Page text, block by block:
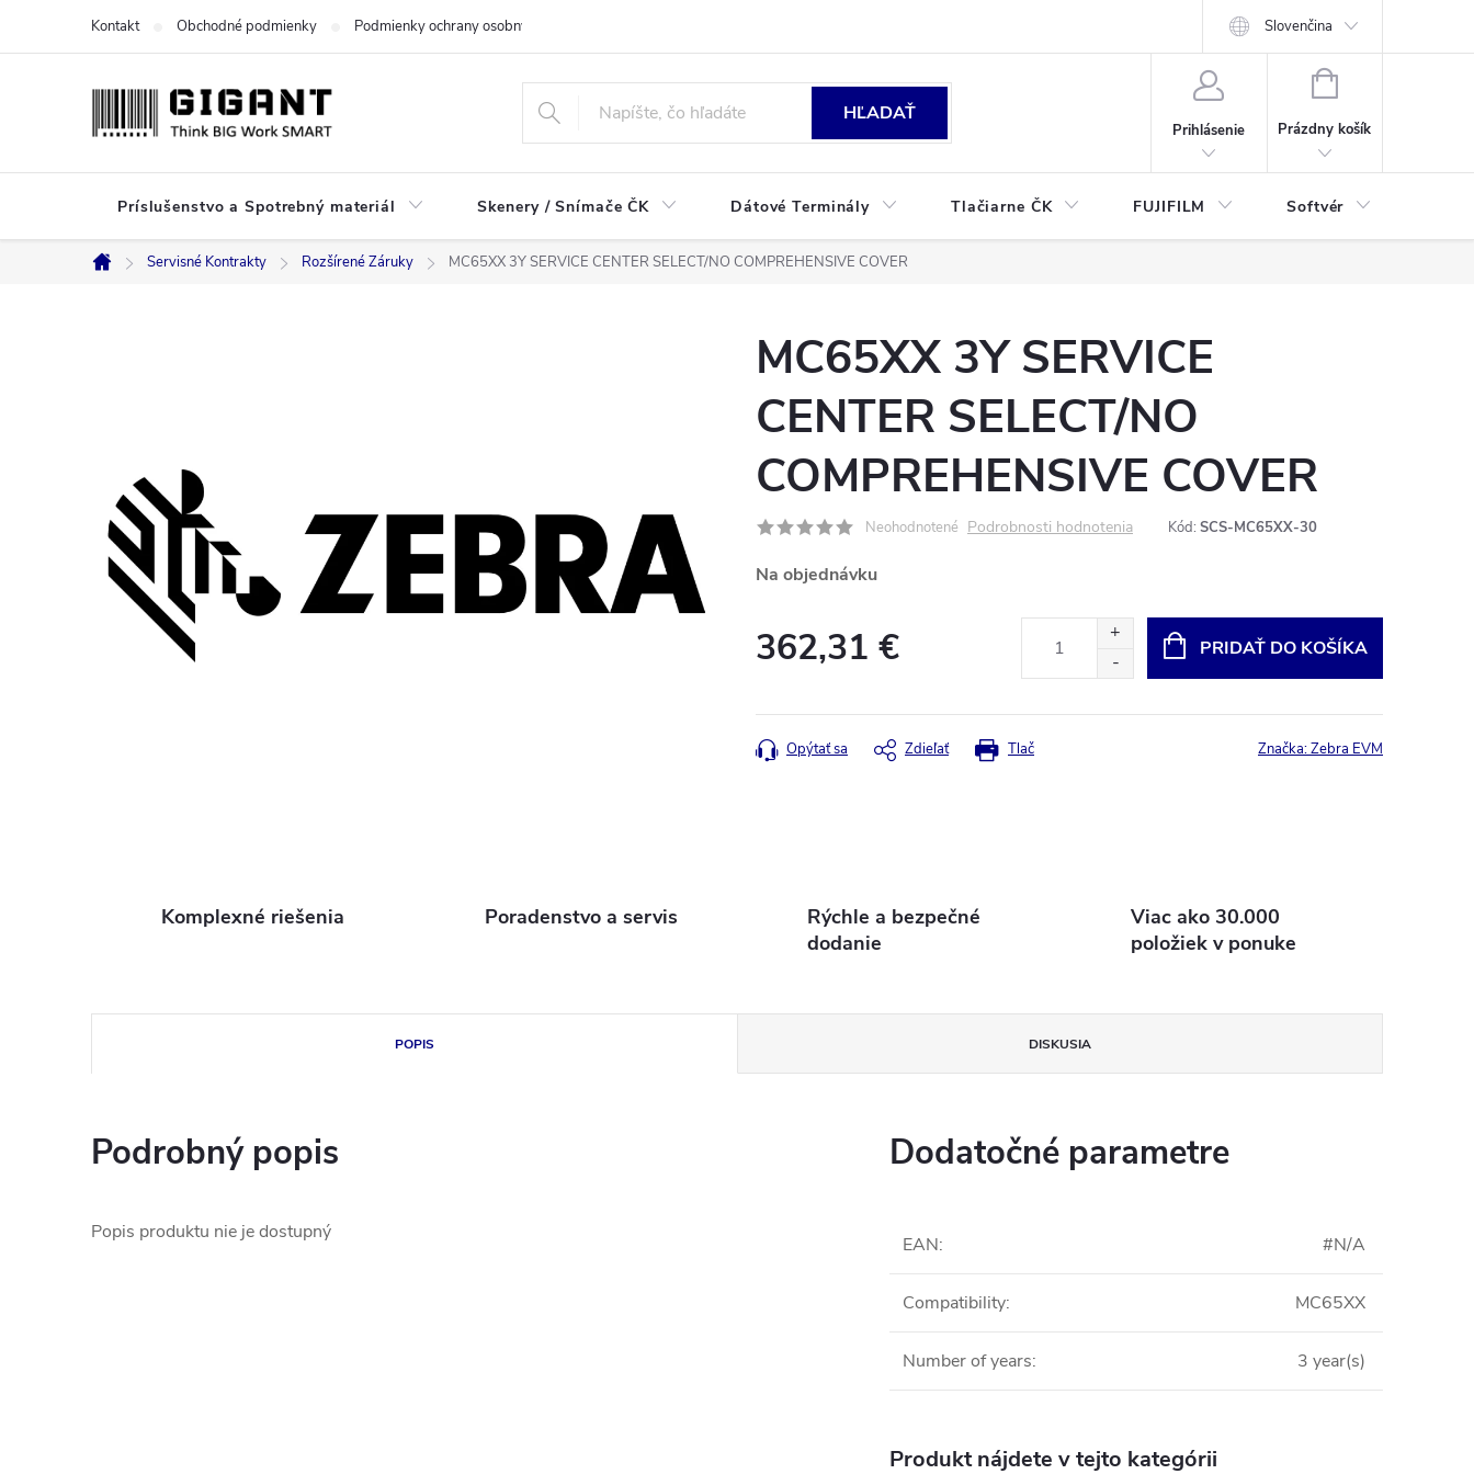
Kontakt Obchodné podmienky Podmienky ochrany osobných údajov Slovenčina
HĽADAŤ
Prihlásenie
NÁKUPNÝ
Prázdny košík
Príslušenstvo a Spotrebný materiál Skenery / Snímače ČK Dátové Terminály Tlačiarne ČK FUJIFILM Softvér
Domov
Servisné Kontrakty Rozšírené Záruky MC65XX 3Y SERVICE CENTER SELECT/NO COMPREHENSIVE COVER
MC65XX 3Y SERVICE
CENTER SELECT/NO
COMPREHENSIVE COVER
Neohodnotené Podrobnosti hodnotenia Kód: SCS-MC65XX-30
Na objednávku
362,31 € PRIDAŤ DO KOŠÍKA
Tlač
Opýtať sa Zdieľať Značka:Zebra EVM
Komplexné riešenia Poradenstvo a servis
Rýchle a bezpečné
dodanie
Viac ako 30.000
položiek v ponuke
POPIS DISKUSIA
Podrobný popis
Popis produktu nie je dostupný
Dodatočné parametre
EAN: #N/A
Compatibility: MC65XX
Number of years: 3 year(s)
Produkt nájdete v tejto kategórii